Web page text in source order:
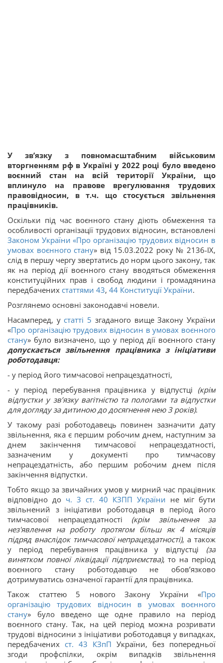
У зв’язку з повномасштабним військовим
вторгненням рф в Україні у 2022 році було введено
воєнний стан на всій території України, що
вплинуло на правове врегулювання трудових
правовідносин, в т.ч. що стосується звільнення
працівників.
Оскільки під час воєнного стану діють обмеження та
особливості організації трудових відносин, встановлені
Законом України «Про організацію трудових відносин в
умовах воєнного стану» від 15.03.2022 року № 2136-IX,
слід в першу чергу звертатись до норм цього закону, так
як на період дії воєнного стану вводяться обмеження
конституційних прав і свобод людини і громадянина
передбачених статтями 43, 44 Конституції України.
Розглянемо основні законодавчі новели.
Насамперед, устатті 5 згаданого вище Закону України
«Про організацію трудових відносин в умовах воєнного
стану» було визначено, що у період дії воєнного стану
допускається звільнення працівника з ініціативи
роботодавця:
- у період його тимчасової непрацездатності,
- у період перебування працівника у відпустці (крім
відпустки у зв’язку вагітністю та пологами та відпустки
для догляду за дитиною до досягнення нею 3 років).
У такому разі роботодавець повинен зазначити дату
звільнення, яка є першим робочим днем, наступним за
днем закінчення тимчасової непрацездатності,
зазначеним у документі про тимчасову
непрацездатність, або першим робочим днем після
закінчення відпустки.
Тобто якщо за звичайних умов у мирний час працівник
відповідно до ч. 3 ст. 40 КЗПП України не міг бути
звільнений з ініціативи роботодавця в період його
тимчасової непрацездатності (крім звільнення за
нез'явлення на роботу протягом більш як 4 місяців
підряд внаслідок тимчасової непрацездатності), а також
у період перебування працівника у відпустці (за
винятком повної ліквідації підприємства), то на період
воєнного стану роботодавцю не обов’язково
дотримуватись означеної гарантії для працівника.
Також статтею 5 нового Закону України «Про
організацію трудових відносин в умовах воєнного
стану» було введено ще одне правило на період
воєнного стану. Так, на цей період можна розривати
трудові відносини з ініціативи роботодавця у випадках,
передбачених ст. 43 КЗпП України, без попередньої
згоди профспілки, окрім випадків звільнення